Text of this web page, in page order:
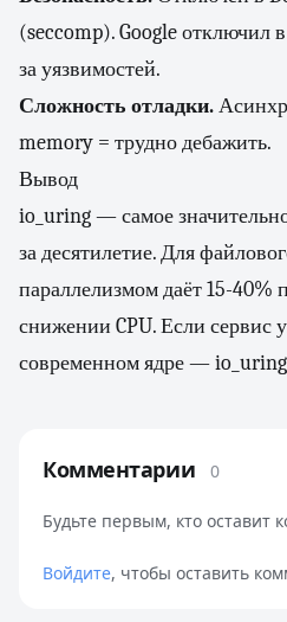
(seccomp). Google отключил
за уязвимостей.
Сложность отладки.
memory = трудно дебажить.
Вывод
io_uring — самое
за десятилетие. Для
параллелизмом даёт 15-40%
снижении CPU. Если сервис
современном ядре — io_uring
Комментарии 0
Будьте первым, кто оставит
Войдите, чтобы оставить